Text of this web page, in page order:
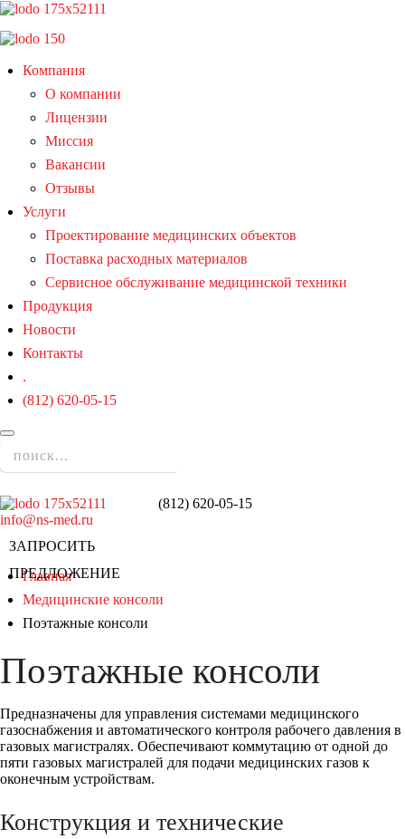
Компания
О компании
Лицензии
Миссия
Вакансии
Отзывы
Услуги
Проектирование медицинских объектов
Поставка расходных материалов
Сервисное обслуживание медицинской техники
Продукция
Новости
Контакты
.
(812) 620-05-15
(812) 620-05-15
info@ns-med.ru
ЗАПРОСИТЬ
ПРЕДЛОЖЕНИЕ
Главная
Медицинские консоли
Поэтажные консоли
Поэтажные консоли
Предназначены для управления системами медицинского
газоснабжения и автоматического контроля рабочего давления в
газовых магистралях. Обеспечивают коммутацию от одной до
пяти газовых магистралей для подачи медицинских газов к
оконечным устройствам.
Конструкция и технические